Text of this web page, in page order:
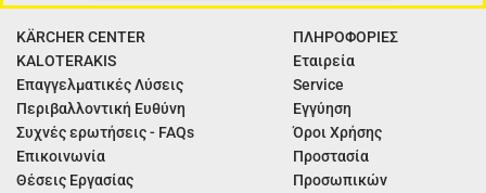
KÄRCHER CENTER
KALOTERAKIS
Επαγγελματικές Λύσεις
Περιβαλλοντική Ευθύνη
Συχνές ερωτήσεις - FAQs
Επικοινωνία
Θέσεις Εργασίας
ΠΛΗΡΟΦΟΡΙΕΣ
Εταιρεία
Service
Εγγύηση
Όροι Χρήσης
Προστασία
Προσωπικών